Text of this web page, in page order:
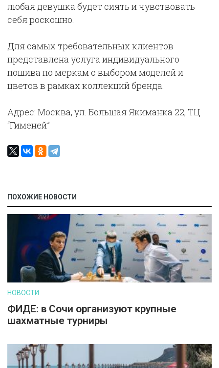
любая девушка будет сиять и чувствовать
себя роскошно.
Для самых требовательных клиентов
представлена услуга индивидуального
пошива по меркам с выбором моделей и
цветов в рамках коллекций бренда.
Адрес: Москва, ул. Большая Якиманка 22, ТЦ
“Гименей”
ПОХОЖИЕ НОВОСТИ
НОВОСТИ
ФИДЕ: в Сочи организуют крупные
шахматные турниры